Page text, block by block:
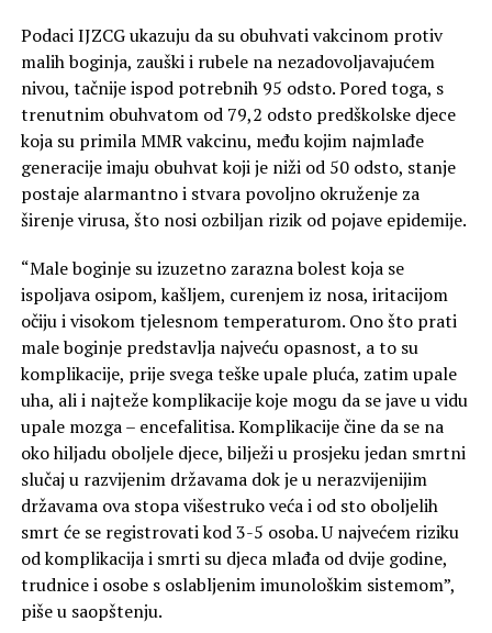
Podaci IJZCG ukazuju da su obuhvati vakcinom protiv
malih boginja, zauški i rubele na nezadovoljavajućem
nivou, tačnije ispod potrebnih 95 odsto. Pored toga, s
trenutnim obuhvatom od 79,2 odsto predškolske djece
koja su primila MMR vakcinu, među kojim najmlađe
generacije imaju obuhvat koji je niži od 50 odsto, stanje
postaje alarmantno i stvara povoljno okruženje za
širenje virusa, što nosi ozbiljan rizik od pojave epidemije.
“Male boginje su izuzetno zarazna bolest koja se
ispoljava osipom, kašljem, curenjem iz nosa, iritacijom
očiju i visokom tjelesnom temperaturom. Ono što prati
male boginje predstavlja najveću opasnost, a to su
komplikacije, prije svega teške upale pluća, zatim upale
uha, ali i najteže komplikacije koje mogu da se jave u vidu
upale mozga – encefalitisa. Komplikacije čine da se na
oko hiljadu oboljele djece, bilježi u prosjeku jedan smrtni
slučaj u razvijenim državama dok je u nerazvijenijim
državama ova stopa višestruko veća i od sto oboljelih
smrt će se registrovati kod 3-5 osoba. U najvećem riziku
od komplikacija i smrti su djeca mlađa od dvije godine,
trudnice i osobe s oslabljenim imunološkim sistemom”,
piše u saopštenju.